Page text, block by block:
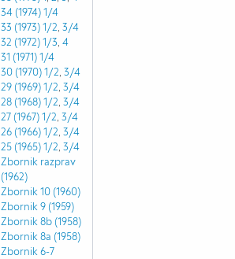
34 (1974)1/4
33 (1973)1/2, 3/4
32 (1972)1/3, 4
31 (1971)1/4
30 (1970)1/2, 3/4
29 (1969)1/2, 3/4
28 (1968)1/2, 3/4
27 (1967)1/2, 3/4
26 (1966)1/2, 3/4
25 (1965)1/2, 3/4
Zbornik razprav
(1962)
Zbornik 10 (1960)
Zbornik 9 (1959)
Zbornik 8b (1958)
Zbornik 8a (1958)
Zbornik 6-7